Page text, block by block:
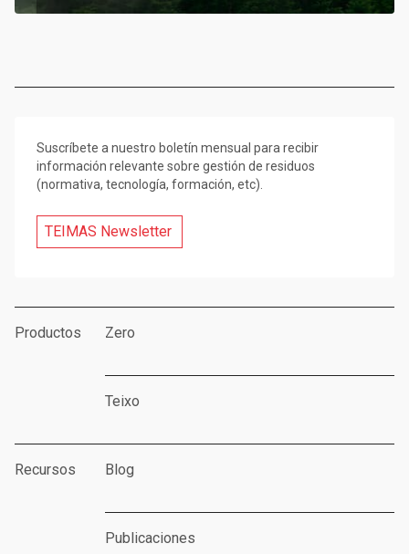
Suscríbete a nuestro boletín mensual para recibir
información relevante sobre gestión de residuos
(normativa, tecnología, formación, etc).
TEIMAS Newsletter
Productos Zero
Teixo
Recursos Blog
Publicaciones